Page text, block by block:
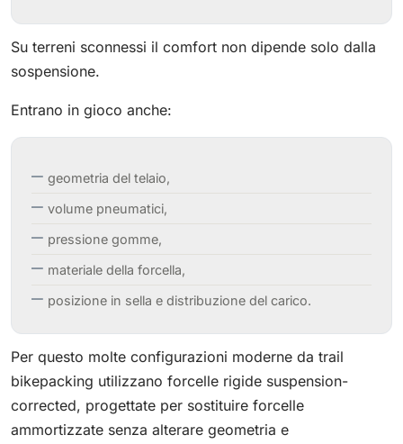
Su terreni sconnessi il comfort non dipende solo dalla
sospensione.
Entrano in gioco anche:
geometria del telaio,
volume pneumatici,
pressione gomme,
materiale della forcella,
posizione in sella e distribuzione del carico.
Per questo molte configurazioni moderne da trail
bikepacking utilizzano forcelle rigide suspension-
corrected, progettate per sostituire forcelle
ammortizzate senza alterare geometria e